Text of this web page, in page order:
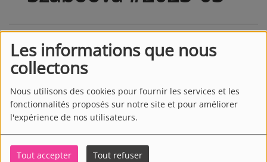
Les informations que nous
collectons
Nous utilisons des cookies pour fournir les services et les
fonctionnalités proposés sur notre site et pour améliorer
l'expérience de nos utilisateurs.
Tout accepter Tout refuser